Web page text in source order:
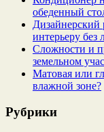
обеденный
Дизайнерский
интерьеру
Сложности и
земельном
Матовая или
влажной зоне?
Рубрики